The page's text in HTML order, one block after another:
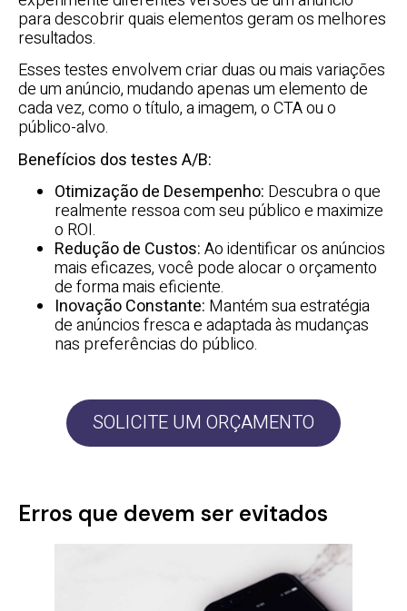
para descobrir quais elementos geram os melhores
resultados.
Esses testes envolvem criar duas ou mais variações
de um anúncio, mudando apenas um elemento de
cada vez, como o título, a imagem, o CTA ou o
público-alvo.
Benefícios dos testes A/B:
Otimização de Desempenho: Descubra o que
realmente ressoa com seu público e maximize
o ROI.
Redução de Custos:Ao identificar os anúncios
mais eficazes, você pode alocar o orçamento
de forma mais eficiente.
Inovação Constante: Mantém sua estratégia
de anúncios fresca e adaptada às mudanças
nas preferências do público.
SOLICITE UM ORÇAMENTO
Erros que devem ser evitados